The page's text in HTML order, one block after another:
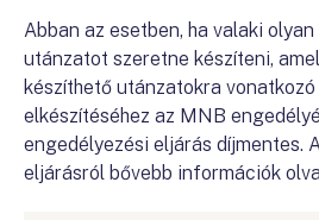
Abban az esetben, ha valaki
utánzatot szeretne készíteni,
készíthető utánzatokra
elkészítéséhez az MNB
engedélyezési eljárás díjmentes.
eljárásról bővebb információk